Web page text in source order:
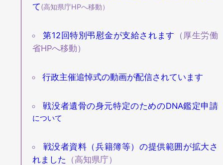
て(高知県庁HPへ移動）
第12回特別弔慰金が支給されます （厚生労働
省HPへ移動）
行政主催追悼式の動画が配信されています
戦没者遺骨の身元特定のためのDNA鑑定申請
について
戦没者資料（兵籍簿等）の提供範囲が拡大さ
れました （高知県庁）